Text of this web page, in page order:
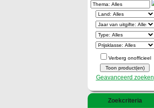
Verberg onofficieel
Geavanceerd zoeken
Zoekcriteria